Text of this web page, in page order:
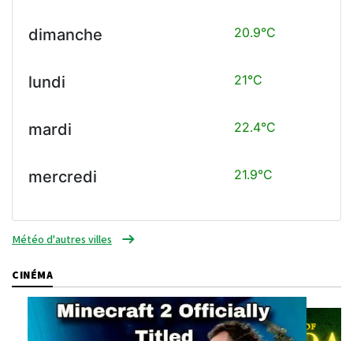
dimanche 20.9°C
lundi 21°C
mardi 22.4°C
mercredi 21.9°C
Météo d'autres villes
CINÉMA